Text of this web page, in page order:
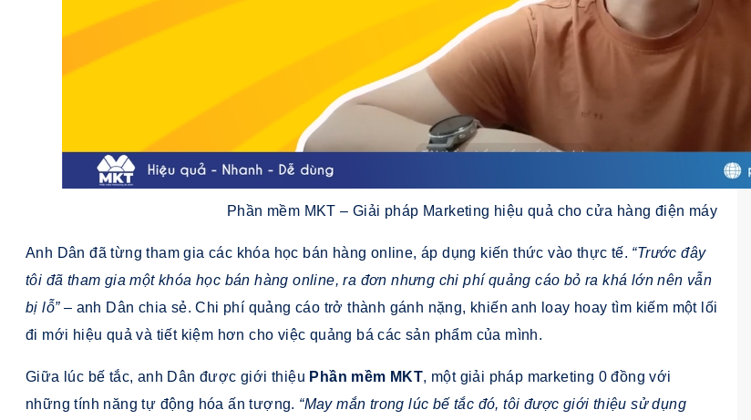
Phần mềm MKT – Giải pháp Marketing hiệu quả cho cửa hàng điện máy
Anh Dân đã từng tham gia các khóa học bán hàng online, áp dụng kiến thức vào thực tế. “Trước đây
tôi đã tham gia một khóa học bán hàng online, ra đơn nhưng chi phí quảng cáo bỏ ra khá lớn nên vẫn
bị lỗ”– anh Dân chia sẻ. Chi phí quảng cáo trở thành gánh nặng, khiến anh loay hoay tìm kiếm một lối
đi mới hiệu quả và tiết kiệm hơn cho việc quảng bá các sản phẩm của mình.
Giữa lúc bế tắc, anh Dân được giới thiệu Phần mềm MKT, một giải pháp marketing 0 đồng với
những tính năng tự động hóa ấn tượng. “May mắn trong lúc bế tắc đó, tôi được giới thiệu sử dụng